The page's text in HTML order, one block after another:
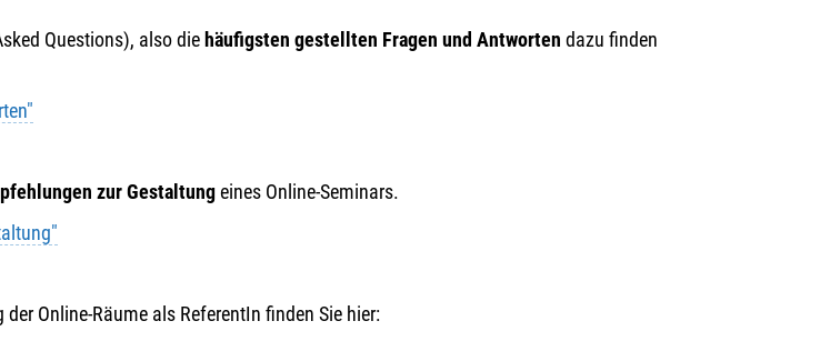
Questions), also die häufigsten gestellten Fragen und Antworten dazu finden
zur Gestaltungeines Online-Seminars.
der Online-Räume als ReferentIn finden Sie hier: